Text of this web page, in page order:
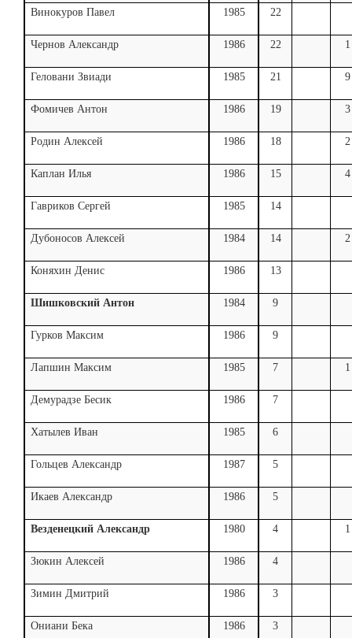
Винокуров Павел 1985 22
Чернов Александр 1986 22 1
Геловани Звиади 1985 21 9
Фомичев Антон 1986 19 3
Родин Алексей 1986 18 2
Каплан Илья 1986 15 4
Гавриков Сергей 1985 14
Дубоносов Алексей 1984 14 2
Коняхин Денис 1986 13
Шишковский Антон 1984 9
Гурков Максим 1986 9
Лапшин Максим 1985 7 1
Демурадзе Бесик 1986 7
Хатылев Иван 1985 6
Гольцев Александр 1987 5
Икаев Александр 1986 5
Везденецкий Александр 1980 4 1
Зюкин Алексей 1986 4
Зимин Дмитрий 1986 3
Ониани Бека 1986 3